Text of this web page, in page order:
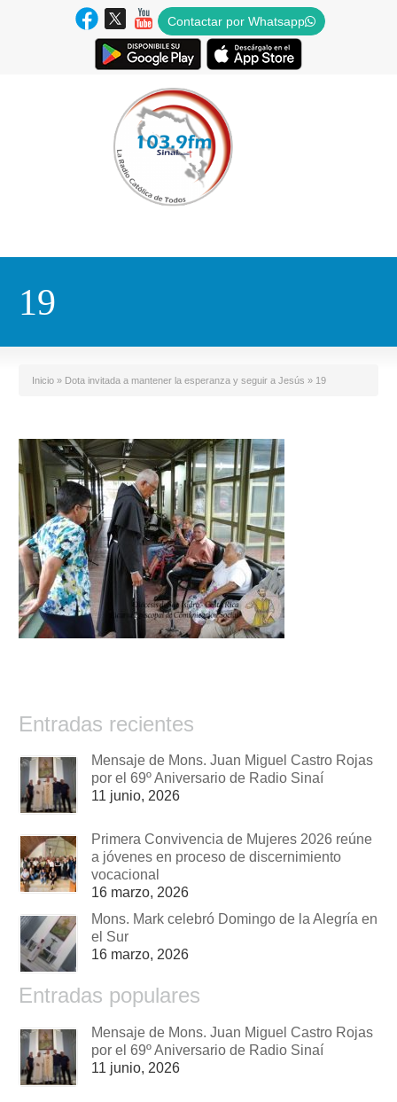
Contactar por Whatsapp
19
Inicio » Dota invitada a mantener la esperanza y seguir a Jesús » 19
Entradas recientes
Mensaje de Mons. Juan Miguel Castro Rojas
por el 69º Aniversario de Radio Sinaí
11 junio, 2026
Primera Convivencia de Mujeres 2026 reúne
a jóvenes en proceso de discernimiento
vocacional
16 marzo, 2026
Mons. Mark celebró Domingo de la Alegría en
el Sur
16 marzo, 2026
Entradas populares
Mensaje de Mons. Juan Miguel Castro Rojas
por el 69º Aniversario de Radio Sinaí
11 junio, 2026